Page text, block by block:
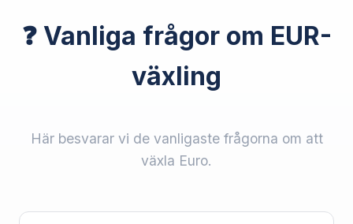
❓ Vanliga frågor om EUR-
växling
Här besvarar vi de vanligaste frågorna om att
växla Euro.